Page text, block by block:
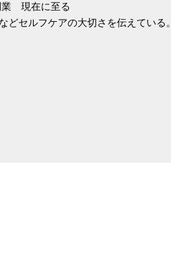
業 現在に至る
どセルフケアの大切さを伝えてい